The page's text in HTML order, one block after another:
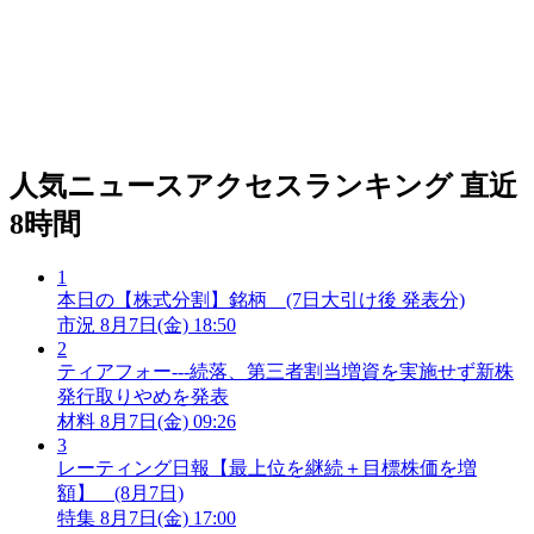
人気ニュースアクセスランキング 直近
8時間
1
本日の【株式分割】銘柄 (7日大引け後 発表分)
市況 8月7日(金) 18:50
2
ティアフォー---続落、第三者割当増資を実施せず新株
発行取りやめを発表
材料 8月7日(金) 09:26
3
レーティング日報【最上位を継続＋目標株価を増
額】 (8月7日)
特集 8月7日(金) 17:00